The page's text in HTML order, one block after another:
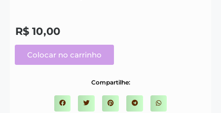
R$ 10,00
Colocar no carrinho
Compartilhe: